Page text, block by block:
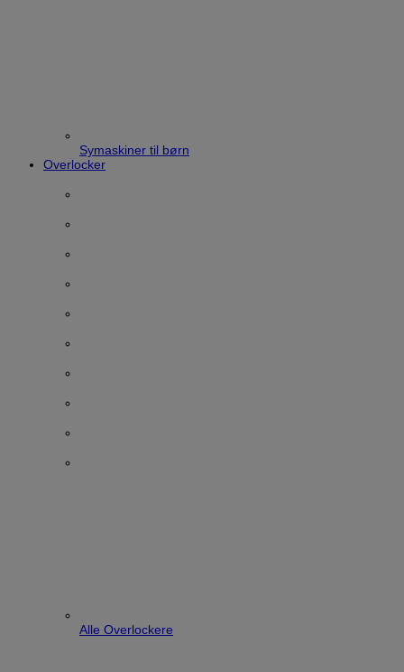
Symaskiner til børn
Overlocker
Alle Overlockere